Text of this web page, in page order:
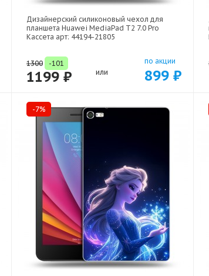
Дизайнерский силиконовый чехол для
планшета Huawei MediaPad T2 7.0 Pro
Кассета арт: 44194-21805
1300 -101
1199 ₽ или
по акции
899 ₽
-7%